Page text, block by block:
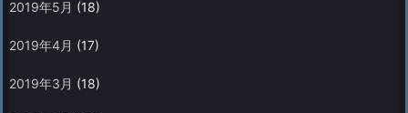
2019年5月 (18)
2019年4月 (17)
2019年3月 (18)